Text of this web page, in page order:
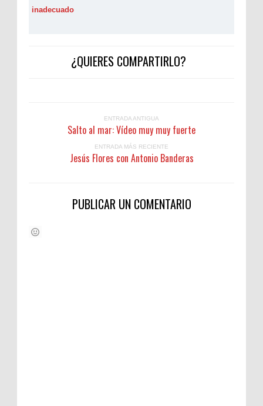
inadecuado
¿QUIERES COMPARTIRLO?
ENTRADA ANTIGUA
Salto al mar: Vídeo muy muy fuerte
ENTRADA MÁS RECIENTE
Jesús Flores con Antonio Banderas
PUBLICAR UN COMENTARIO